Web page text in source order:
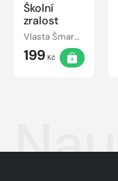
Školní
zralost
Vlasta Šmardová, Jiřina Bednářová
199 Kč